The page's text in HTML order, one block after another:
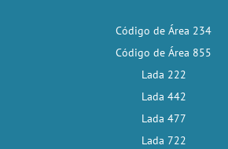
Código de Área 234
Código de Área 855
Lada 222
Lada 442
Lada 477
Lada 722